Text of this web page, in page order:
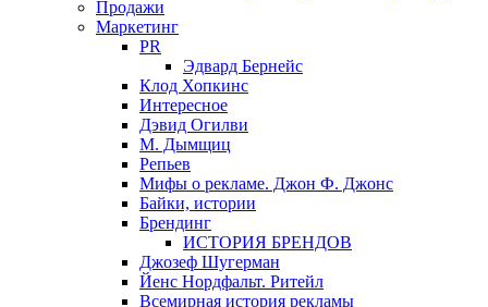
Продажи
Маркетинг
PR
Эдвард Бернейс
Клод Хопкинс
Интересное
Дэвид Огилви
М. Дымщиц
Репьев
Мифы о рекламе. Джон Ф. Джонс
Байки, истории
Брендинг
ИСТОРИЯ БРЕНДОВ
Джозеф Шугерман
​Йенс Нордфальт. Ритейл
Всемирная история рекламы